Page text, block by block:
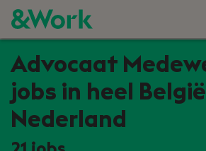
Advocaat
jobs in heel
Nederland